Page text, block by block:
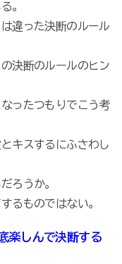
。
違った決断のルール
決断のルールのヒン
ったつもりでこう考
キスするにふさわし
ろうか。
るものではない。
楽しんで決断する